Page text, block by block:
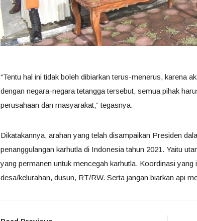
“Tentu hal ini tidak boleh dibiarkan terus-menerus, karena
dengan negara-negara tetangga tersebut, semua pihak
perusahaan dan masyarakat,” tegasnya.
Dikatakannya, arahan yang telah disampaikan Presiden
penanggulangan karhutla di Indonesia tahun 2021. Yaitu
yang permanen untuk mencegah karhutla. Koordinasi
desa/kelurahan, dusun, RT/RW. Serta jangan biarkan api